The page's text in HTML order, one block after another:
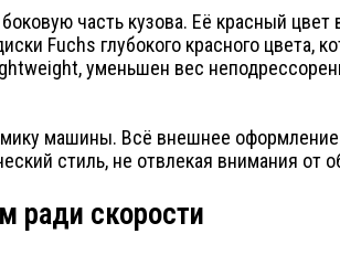
часть кузова. Её красный
Fuchs глубокого красного цвета,
уменьшен вес
машины. Всё внешнее
стиль, не отвлекая внимания от
ради скорости